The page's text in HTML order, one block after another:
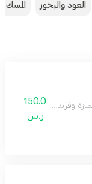
العود والبخور المسك
ويمنحك إحساسا بالثقة والأناقة طوال اليوم
150.0
ر.س